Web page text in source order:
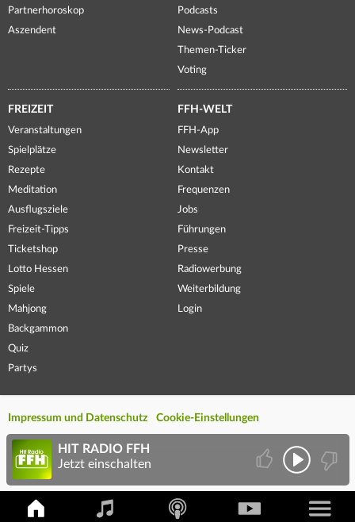
Partnerhoroskop
Aszendent
Podcasts
News-Podcast
Themen-Ticker
Voting
FREIZEIT
Veranstaltungen
Spielplätze
Rezepte
Meditation
Ausflugsziele
Freizeit-Tipps
Ticketshop
Lotto Hessen
Spiele
Mahjong
Backgammon
Quiz
Partys
FFH-WELT
FFH-App
Newsletter
Kontakt
Frequenzen
Jobs
Führungen
Presse
Radiowerbung
Weiterbildung
Login
Impressum und Datenschutz Cookie-Einstellungen
HIT RADIO FFH
Jetzt einschalten